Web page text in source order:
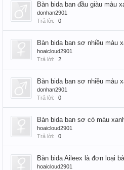
Bàn bida ban đầu giàu màu
donhan2901
Trả lời:
0
Bàn bida ban sơ nhiều màu
hoaicloud2901
Trả lời:
2
Bàn bida ban sơ nhiều màu
donhan2901
Trả lời:
0
Bàn bida ban sơ có màu
hoaicloud2901
Trả lời:
0
Bàn bida Aileex là đơn loại
hoaicloud2901